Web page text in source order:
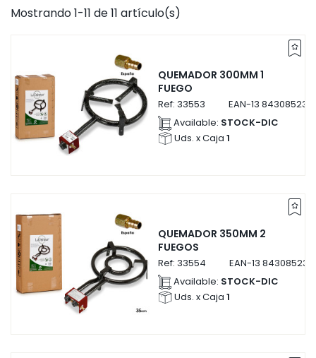
Mostrando 1-11 de 11 artículo(s)
QUEMADOR 300MM 1
FUEGO
Ref: 33553 EAN-13
Available: STOCK-DIC
Uds. x Caja 1
QUEMADOR 350MM 2
FUEGOS
Ref: 33554 EAN-13
Available: STOCK-DIC
Uds. x Caja 1